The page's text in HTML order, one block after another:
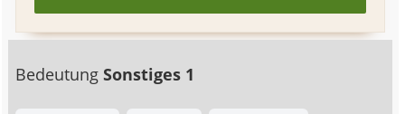
BedeutungSonstiges 1